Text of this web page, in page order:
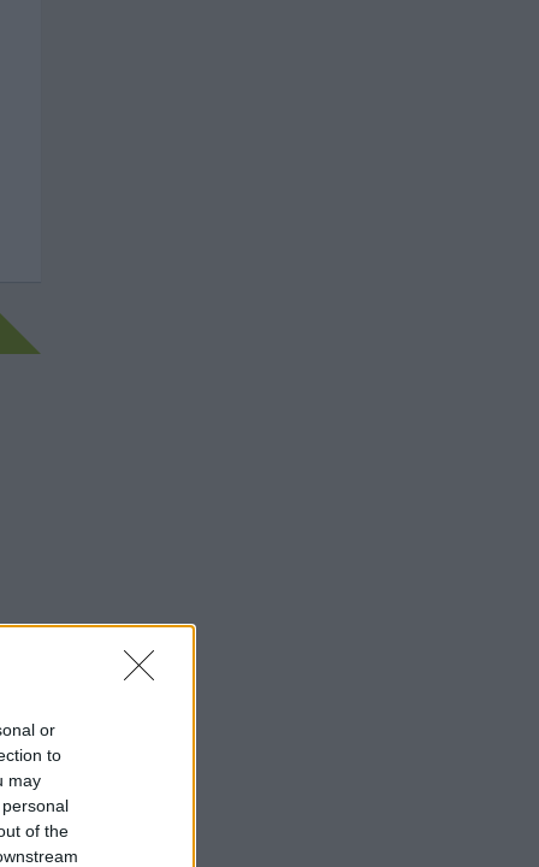
or
to
may
of the